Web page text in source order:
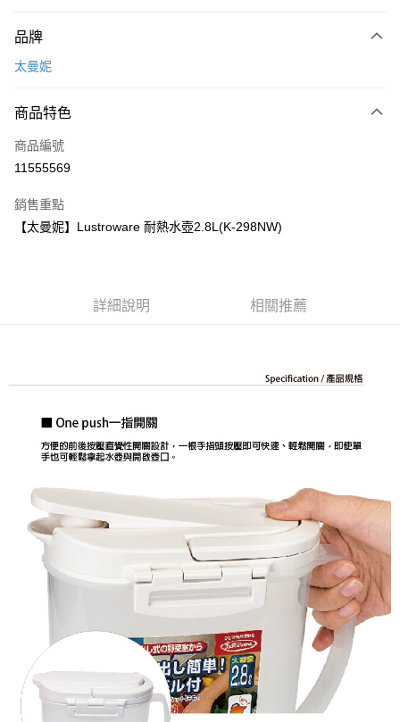
信用卡一次付款
Apple Pay
街口支付
Google Pay
成交易。
4.訂單成立30分鐘內，如未前往確認交易或遇審核未通過，訂單將自動取
消。如遇「轉專審核」未通過狀況，表示未達大哥付你分期系統評分，恕無
法說明評估內容。
【繳款方式說明】
醒簡訊。
2.透過簡訊連結打開帳單後，可選擇「超商條碼／台灣大直營門市／銀行轉
帳／街口支付／iPASS MONEY」等通路繳費。
【注意事項】
1.本服務係由「台灣大哥大股份有限公司」（以下簡稱本公司）所提供，讓
用戶於交易時，得透過本服務購買商品或服務，並由商店將買賣／分期付款
買賣價金債權讓與本公司後，依約使用本公司帳單繳交帳款。
2.基於同意付款使用「大哥付你分期」之契約關係目的，商店將以您的個人
資料（包含姓名、電話或地址）提供予台灣大哥大進項蒐集、處理及利用，
由本公司與您本人進行分期帳單所需資料之確認、核對及更正。
3.完整用戶服務條款，請詳閱以下連結：https://oppay.tw/userRule
１．簡單：不需註冊會員、不需綁卡、不需儲值。
２．便利：只要手機號碼，簡訊認證，即可結帳。
３．安心：先確認商品／服務後，再付款。
【「AFTEE先享後付」結帳流程】
１．於結帳方式選擇「AFTEE先享後付」後，將跳轉至「AFTEE先享後付」
結帳頁面，進行簡訊認證並確認金額後，即可完成結帳。
２．訂單成立數日內，您將收到繳費通知簡訊。
３．收到繳費通知簡訊後14天內，點擊此簡訊中的連結，可透過四大超商／
ATM／網路銀行／等多元方式進行付款，方視為交易完成。
※ 請注意：結帳手續完成當下不需立刻繳費，但若您需要取消訂單，請聯絡
購買商品的店家。未經商家同意取消之訂單仍視為有效，需透過AFTEE先享
※ 交易是否成功請以「AFTEE先享後付 」之結帳頁面顯示為準，若有關於
是否繳費成功／繳費後需取消欲退款等相關疑問，請聯繫「AFTEE先享後付
客戶支援中心」
https://netprotections.freshdesk.com/support/home
【注意事項】
１．透過由恩沛科技股份有限公司提供之「AFTEE先享後付」服務完成之交
ATM付款
運送方式
付款後全家取貨
每筆NT$70，滿NT$899(含以上)免運費
付款後7-11取貨
每筆NT$70，滿NT$899(含以上)免運費
每筆NT$100，滿NT$1,000(含以上)免運費
京站台北店客服中心(1F星巴克旁) 即日起不提供京站紙袋，取件時
請自備購物袋，若需購買紙袋可現場詢問
免運費
品牌
太曼妮
商品特色
商品編號
11555569
銷售重點
【太曼妮】Lustroware 耐熱水壺2.8L(K-298NW)
詳細說明 相關推薦